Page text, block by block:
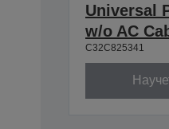
Universal
w/o AC
C32C825341